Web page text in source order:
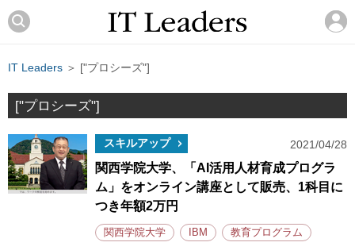
IT Leaders ＞ ["プロシーズ"]
["プロシーズ"]
スキルアップ 2021/04/28
関西学院大学、「AI活用人材育成プログラ
ム」をオンライン講座として販売、1科目に
つき年額2万円
関西学院大学 IBM 教育プログラム